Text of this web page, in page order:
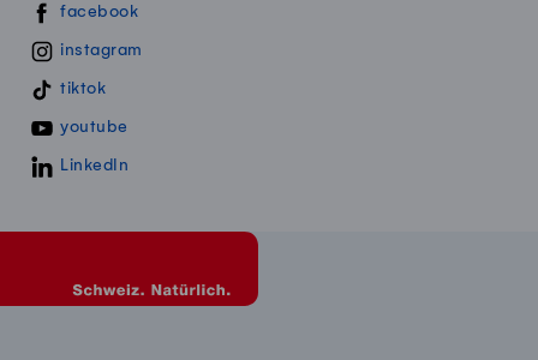
Swissmillk auf Social Media
facebook
instagram
tiktok
youtube
LinkedIn